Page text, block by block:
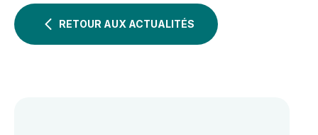
RETOUR AUX ACTUALITÉS